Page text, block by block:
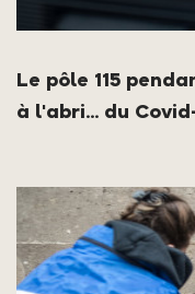
Le pôle 115
à l'abri... du